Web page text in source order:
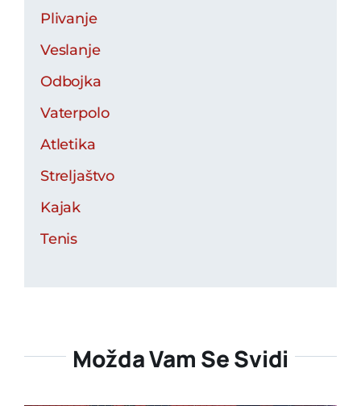
Plivanje
Veslanje
Odbojka
Vaterpolo
Atletika
Streljaštvo
Kajak
Tenis
Možda Vam Se Svidi